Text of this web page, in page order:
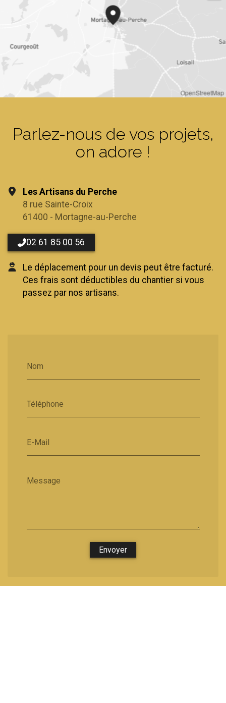
OpenStreetMap
Parlez-nous de vos projets,
on adore !
Nom
Téléphone
E-Mail
Message
Envoyer
Les Artisans du Perche
8 rue Sainte-Croix
61400 - Mortagne-au-Perche
02 61 85 00 56
Le déplacement pour un devis peut être facturé.
Ces frais sont déductibles du chantier si vous
passez par nos artisans.